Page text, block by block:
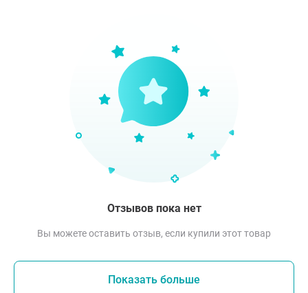
Отзывов пока нет
Вы можете оставить отзыв, если купили этот товар
Показать больше